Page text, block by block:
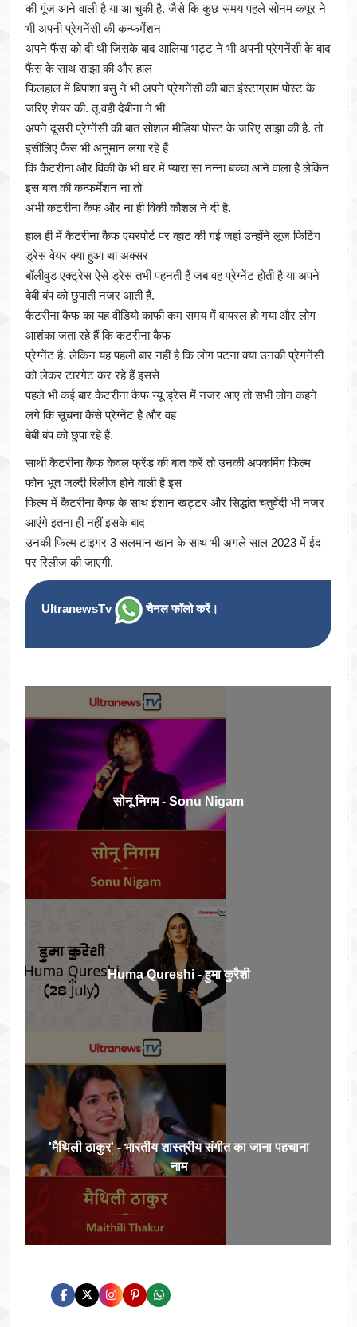
की गूंज आने वाली है या आ चुकी है. जैसे कि कुछ समय पहले सोनम कपूर ने
भी अपनी प्रेगनेंसी की कन्फर्मेशन
अपने फैंस को दी थी जिसके बाद आलिया भट्ट ने भी अपनी प्रेगनेंसी के बाद
फैंस के साथ साझा की और हाल
फिलहाल में बिपाशा बसु ने भी अपने प्रेगनेंसी की बात इंस्टाग्राम पोस्ट के
जरिए शेयर की. तू वही देबीना ने भी
अपने दूसरी प्रेग्नेंसी की बात सोशल मीडिया पोस्ट के जरिए साझा की है. तो
इसीलिए फैंस भी अनुमान लगा रहे हैं
कि कैटरीना और विकी के भी घर में प्यारा सा नन्ना बच्चा आने वाला है लेकिन
इस बात की कन्फर्मेशन ना तो
अभी कटरीना कैफ और ना ही विकी कौशल ने दी है.
हाल ही में कैटरीना कैफ एयरपोर्ट पर व्हाट की गई जहां उन्होंने लूज फिटिंग
ड्रेस वेयर क्या हुआ था अक्सर
बॉलीवुड एक्ट्रेस ऐसे ड्रेस तभी पहनती हैं जब वह प्रेग्नेंट होती है या अपने
बेबी बंप को छुपाती नजर आती हैं.
कैटरीना कैफ का यह वीडियो काफी कम समय में वायरल हो गया और लोग
आशंका जता रहे हैं कि कटरीना कैफ
प्रेग्नेंट है. लेकिन यह पहली बार नहीं है कि लोग पटना क्या उनकी प्रेगनेंसी
को लेकर टारगेट कर रहे हैं इससे
पहले भी कई बार कैटरीना कैफ न्यू ड्रेस में नजर आए तो सभी लोग कहने
लगे कि सूचना कैसे प्रेग्नेंट है और वह
बेबी बंप को छुपा रहे हैं.
साथी कैटरीना कैफ केवल फ्रेंड की बात करें तो उनकी अपकमिंग फिल्म
फोन भूत जल्दी रिलीज होने वाली है इस
फिल्म में कैटरीना कैफ के साथ ईशान खट्टर और सिद्धांत चतुर्वेदी भी नजर
आएंगे इतना ही नहीं इसके बाद
उनकी फिल्म टाइगर 3 सलमान खान के साथ भी अगले साल 2023 में ईद
पर रिलीज की जाएगी.
UltranewsTv चैनल फॉलो करें।
सोनू निगम - Sonu Nigam
Huma Qureshi - हुमा कुरैशी
'मैथिली ठाकुर' - भारतीय शास्त्रीय संगीत का जाना पहचाना
नाम